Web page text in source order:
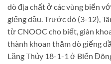
dò địa chất ở các vùng biển
giếng dầu. Trước đó (3-12),
từ CNOOC cho biết, giàn
thành khoan thăm dò giếng
Lăng Thủy 18-1-1 ở Biển